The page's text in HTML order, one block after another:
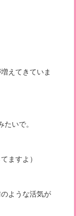
えてきていま
いで。
ますよ）
ような活気が